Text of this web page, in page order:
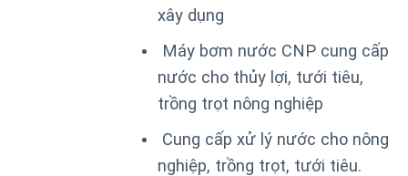
xây dụng
Máy bơm nước CNP cung cấp
nước cho thủy lợi, tưới tiêu,
trồng trọt nông nghiệp
Cung cấp xử lý nước cho nông
nghiệp, trồng trọt, tưới tiêu.